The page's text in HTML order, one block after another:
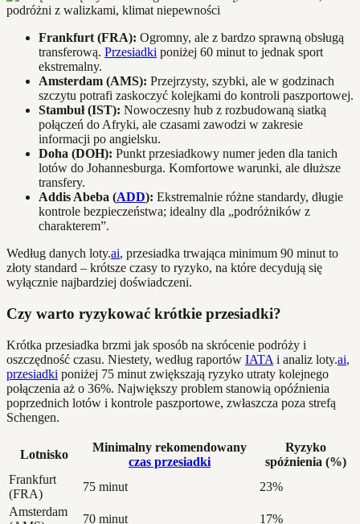
Frankfurt (FRA): Ogromny, ale z bardzo sprawną obsługą
transferową. Przesiadki poniżej 60 minut to jednak sport
ekstremalny.
Amsterdam (AMS): Przejrzysty, szybki, ale w godzinach
szczytu potrafi zaskoczyć kolejkami do kontroli paszportowej.
Stambuł (IST): Nowoczesny hub z rozbudowaną siatką
połączeń do Afryki, ale czasami zawodzi w zakresie
informacji po angielsku.
Doha (DOH): Punkt przesiadkowy numer jeden dla tanich
lotów do Johannesburga. Komfortowe warunki, ale dłuższe
transfery.
Addis Abeba (ADD): Ekstremalnie różne standardy, długie
kontrole bezpieczeństwa; idealny dla „podróżników z
charakterem”.
Według danych loty.ai, przesiadka trwająca minimum 90 minut to
złoty standard – krótsze czasy to ryzyko, na które decydują się
wyłącznie najbardziej doświadczeni.
Czy warto ryzykować krótkie przesiadki?
Krótka przesiadka brzmi jak sposób na skrócenie podróży i
oszczędność czasu. Niestety, według raportów IATA i analiz loty.ai,
przesiadki poniżej 75 minut zwiększają ryzyko utraty kolejnego
połączenia aż o 36%. Największy problem stanowią opóźnienia
poprzednich lotów i kontrole paszportowe, zwłaszcza poza strefą
Schengen.
Lotnisko
Minimalny rekomendowany
czas przesiadki
Ryzyko
spóźnienia (%)
Frankfurt
(FRA)
75 minut
23%
Amsterdam
70 minut 17%